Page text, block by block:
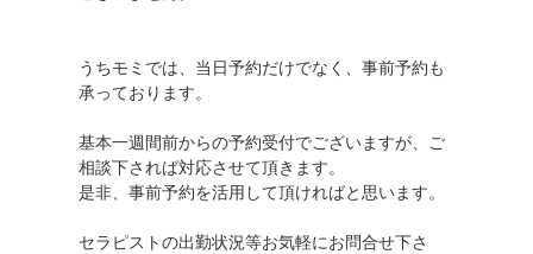
うちモミでは、当日予約だけでなく、事前予約も
承っております。
基本一週間前からの予約受付でございますが、ご
相談下されば対応させて頂きます。
是非、事前予約を活用して頂ければと思います。
セラピストの出勤状況等お気軽にお問合せ下さ